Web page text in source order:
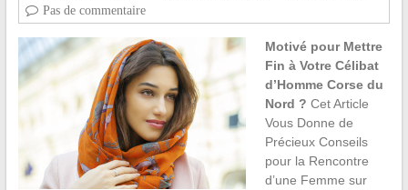
Pas de commentaire
Motivé pour Mettre
Fin à Votre Célibat
d’Homme Corse du
Nord ? Cet Article
Vous Donne de
Précieux Conseils
pour la Rencontre
d’une Femme sur